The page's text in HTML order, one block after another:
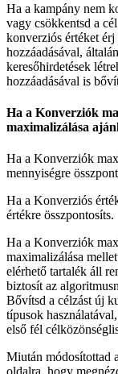
Ha a kampány nem
vagy csökkentsd a
konverziós értéket érj
hozzáadásával,
keresőhirdetések
hozzáadásával is
Ha a Konverziók
maximalizálása
Ha a Konverziók
mennyiségre
Ha a Konverziós
értékre összpontosíts.
Ha a Konverziók
maximalizálása
elérhető tartalék áll
biztosít az
Bővítsd a célzást új
típusok
első fél
Miután módosítottad